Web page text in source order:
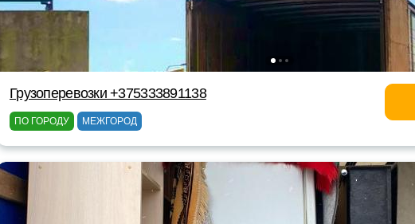
Грузоперевозки +375333891138
ПО ГОРОДУ МЕЖГОРОД